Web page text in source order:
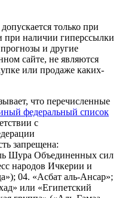
только при
при наличии гиперссылки
и другие
сайте, не являются
или продаже каких-
что перечисленные
федеральный список
с
запрещена:
Шура Объединенных сил
народов Ичкерии и
04. «Асбат аль-Ансар»;
или «Египетский